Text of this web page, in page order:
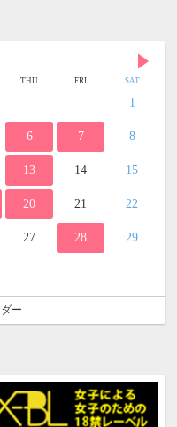
THU FRI SAT
1
6 7 8
13 14 15
20 21 22
27 28 29
ー